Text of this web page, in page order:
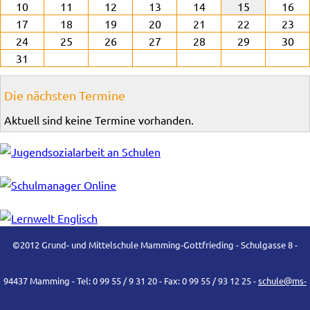
10
11 12 13 14 15
16
17
18 19 20 21 22
23
24
25 26 27 28 29
30
31
Die nächsten Termine
Aktuell sind keine Termine vorhanden.
©2012 Grund- und Mittelschule Mamming-Gottfrieding - Schulgasse 8 -
94437 Mamming - Tel: 0 99 55 / 9 31 20 - Fax: 0 99 55 / 93 12 25 -schule@ms-